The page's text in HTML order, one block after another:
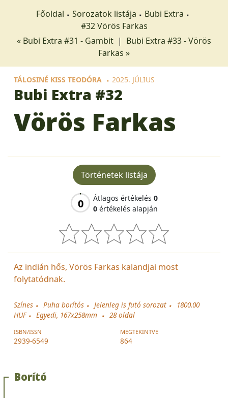
Főoldal Sorozatok listája
Bubi Extra
#32 Vörös Farkas
« Bubi Extra #31 - Gambit | Bubi Extra #33 - Vörös
Farkas »
TÁLOSINÉ KISS TEODÓRA 2025. JÚLIUS
Bubi Extra #32
Vörös Farkas
Történetek listája
0 Átlagos értékelés 0
0 értékelés alapján
Az indián hős, Vörös Farkas kalandjai most
folytatódnak.
Színes Puha borítós Jelenleg is futó sorozat
1800.00
HUF
Egyedi, 167x258mm 28oldal
ISBN/ISSN
2939-6549
MEGTEKINTVE
864
Borító